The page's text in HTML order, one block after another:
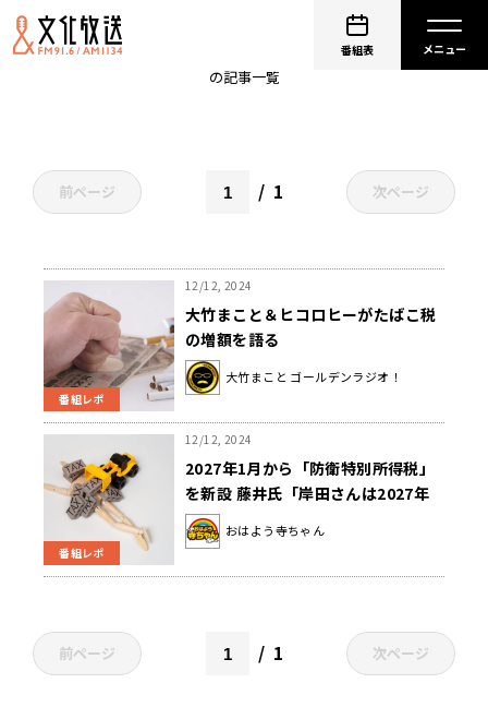
番組表
の記事一覧
前ページ 1 次ページ
番組レポ
12/12, 2024
大竹まこと＆ヒコロヒーがたばこ税
の増額を語る
大竹まこと ゴールデンラジオ！
番組レポ
12/12, 2024
2027年1月から「防衛特別所得税」
を新設 藤井氏「岸田さんは2027年
度以降って言っていたけど……」
おはよう寺ちゃん
前ページ 1 次ページ